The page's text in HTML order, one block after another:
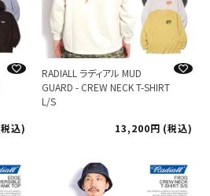
税込
RADIALL ラディアル MUD
GUARD - CREW NECK T-SHIRT
L/S
13,200
税込